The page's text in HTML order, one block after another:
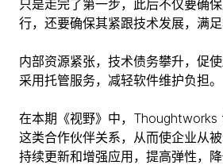
只是走完了第一步，此后不仅要确
行，还要确保其紧跟技术发展，满足
内部资源紧张，技术债务攀升，促
采用托管服务，减轻软件维护负担。
在本期《视野》中，Thoughtworks
这类合作伙伴关系，从而使企业从
持续更新和增强应用，提高弹性，降